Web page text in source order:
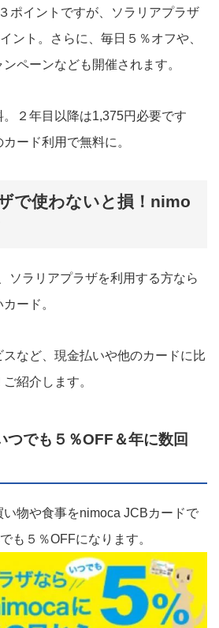
ポイントですが、ソラリアプラザ
ント。さらに、毎日５％オフや、
ペーンなども開催されます。
２年目以降は1,375円必要です
ード利用で無料に。
で使わないと損！nimo
ソラリアプラザを利用する方なら
ード。
など、現金払いや他のカードに比
紹介します。
つでも５％OFF＆年に数回
い物や食事をnimoca JCBカードで
も５％OFFになります。